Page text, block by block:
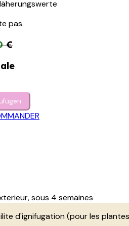
pas.
€
sous 4 semaines
d'ignifugation (pour les